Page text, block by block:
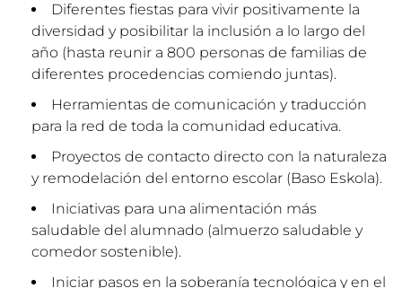
Diferentes fiestas para vivir positivamente la
diversidad y posibilitar la inclusión a lo largo del
año (hasta reunir a 800 personas de familias de
diferentes procedencias comiendo juntas).
Herramientas de comunicación y traducción
para la red de toda la comunidad educativa.
Proyectos de contacto directo con la naturaleza
y remodelación del entorno escolar (Baso Eskola).
Iniciativas para una alimentación más
saludable del alumnado (almuerzo saludable y
comedor sostenible).
Iniciar pasos en la soberanía tecnológica y en el